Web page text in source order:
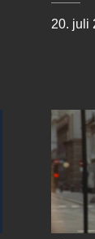
20. juli